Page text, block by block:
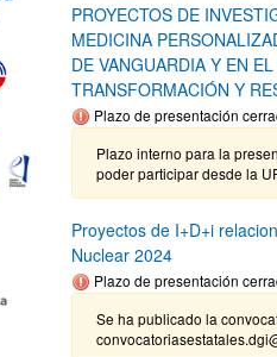
PROYECTOS DE
MEDICINA
DE VANGUARDIA Y EN
TRANSFORMACIÓN Y
Plazo de presentación
Plazo interno para la
poder participar desde la
Proyectos de I+D+i
Nuclear 2024
Plazo de presentación
Se ha publicado la